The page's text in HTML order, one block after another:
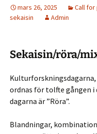
mars 26, 2025 Call
sekaisin
Admin
Sekaisin/röra/
Kulturforskningsdagarna,
ordnas för tolfte gången i
dagarna är ”Röra”.
Blandningar,